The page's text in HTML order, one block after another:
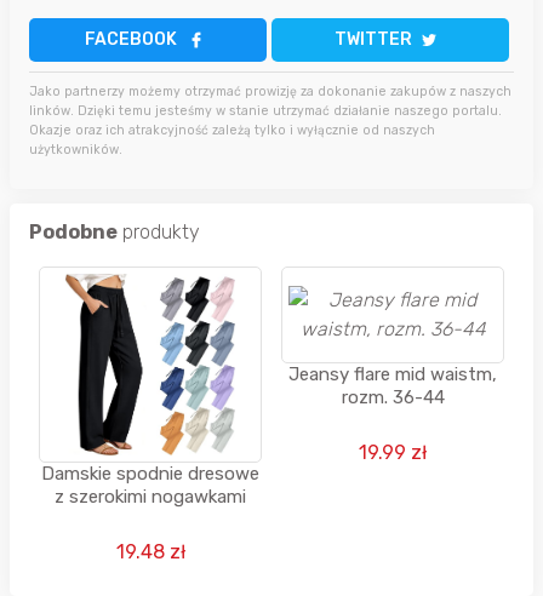
FACEBOOK TWITTER
Jako partnerzy możemy otrzymać prowizję za dokonanie zakupów z naszych
linków. Dzięki temu jesteśmy w stanie utrzymać działanie naszego portalu.
Okazje oraz ich atrakcyjność zależą tylko i wyłącznie od naszych
użytkowników.
Podobne produkty
Damskie spodnie dresowe
z szerokimi nogawkami
19.48 zł
Jeansy flare mid waistm,
rozm. 36-44
19.99 zł